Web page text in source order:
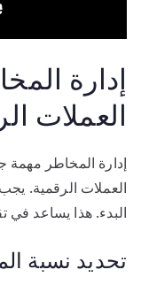
إدارة
العملات
إدارة المخاطر مهمة
العملات الرقمية.
البدء. هذا يساعد في
تحديد نسبة